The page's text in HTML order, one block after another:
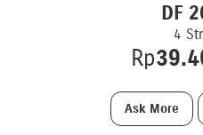
DF
4
Rp
Ask More